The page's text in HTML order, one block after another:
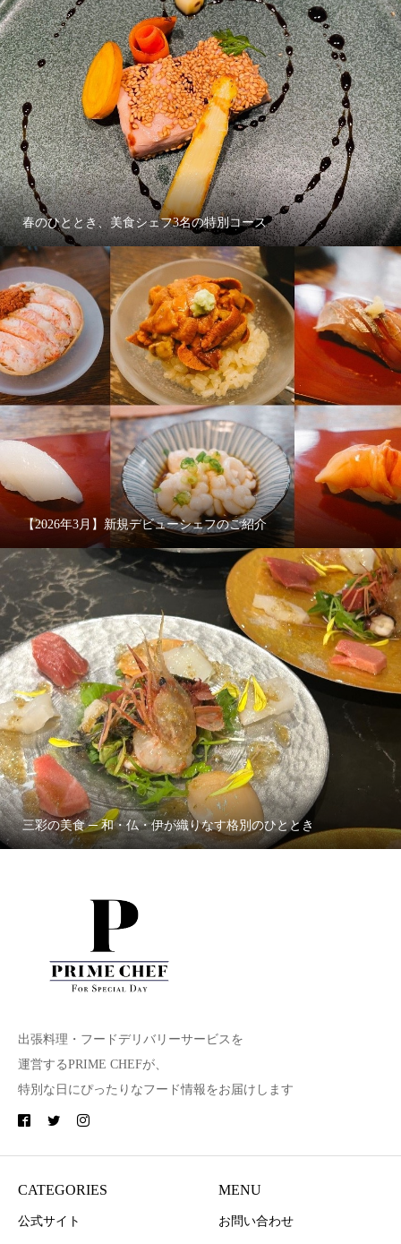
春のひととき、美食シェフ3名の特別コース
【2026年3月】新規デビューシェフのご紹介
三彩の美食 ─ 和・仏・伊が織りなす格別のひととき
出張料理・フードデリバリーサービスを
運営するPRIME CHEFが、
特別な日にぴったりなフード情報をお届けします
CATEGORIES
公式サイト
MENU
お問い合わせ